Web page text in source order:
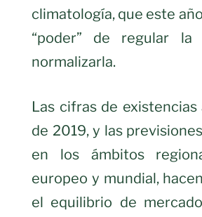
climatología, que este
“poder” de regular la
normalizarla.
Las cifras de existencias
de 2019, y las
en los ámbitos
europeo y mundial,
el equilibrio de